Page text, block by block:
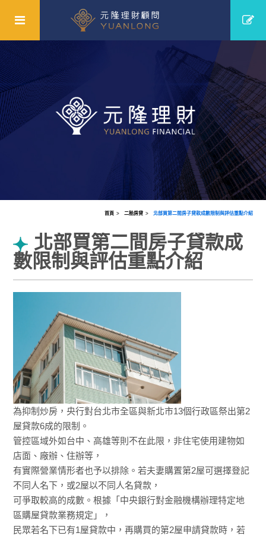
首頁 二胎房貸 北部買第二間房子貸款成數限制與評估重點介紹
北部買第二間房子貸款成
數限制與評估重點介紹
為抑制炒房，央行對台北市全區與新北市13個行政區祭出第2
屋貸款6成的限制。
管控區域外如台中、高雄等則不在此限，非住宅使用建物如
店面、廠辦、住辦等，
有實際營業情形者也予以排除。若夫妻購置第2屋可選擇登記
不同人名下，或2屋以不同人名貸款，
可爭取較高的成數。根據「中央銀行對金融機構辦理特定地
區購屋貸款業務規定」，
民眾若名下已有1屋貸款中，再購買的第2屋申請貸款時，若